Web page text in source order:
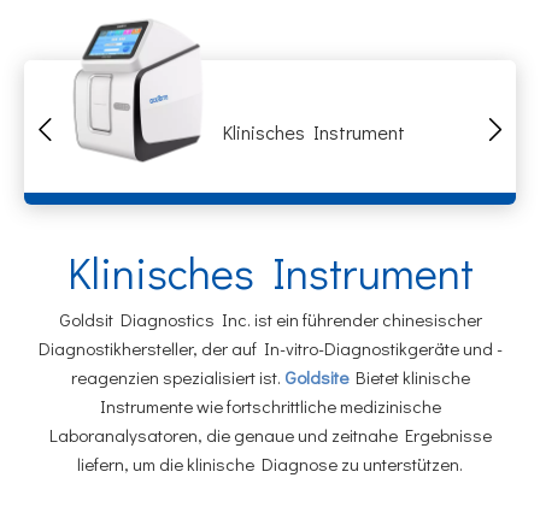
Klinisches Instrument
Klinisches Instrument
Goldsit Diagnostics Inc. ist ein führender chinesischer
Diagnostikhersteller, der auf In-vitro-Diagnostikgeräte und -
reagenzien spezialisiert ist. GoldsiteBietet klinische
Instrumente wie fortschrittliche medizinische
Laboranalysatoren, die genaue und zeitnahe Ergebnisse
liefern, um die klinische Diagnose zu unterstützen.